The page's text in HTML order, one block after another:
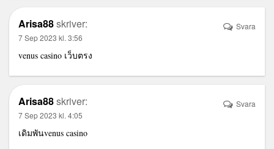
Arisa88skriver:
7 Sep 2023 kl. 3:56
venus casino เว็บตรง
Svara
Arisa88skriver:
7 Sep 2023 kl. 4:05
เดิมพันvenus casino
Svara